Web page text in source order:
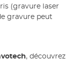
(gravure laser
gravure peut
, découvrez